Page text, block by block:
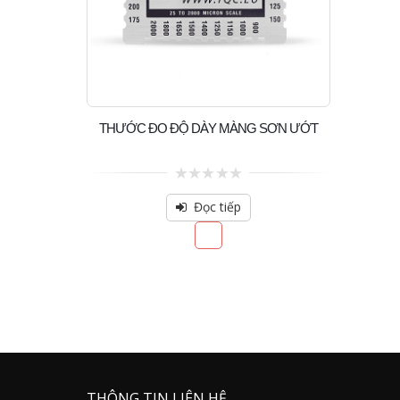
THƯỚC ĐO ĐỘ DÀY MÀNG SƠN ƯỚT
0
out
of
Đọc tiếp